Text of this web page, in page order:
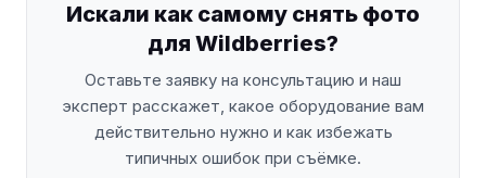
Искали как самому снять фото
для Wildberries?
Оставьте заявку на консультацию и наш
эксперт расскажет, какое оборудование вам
действительно нужно и как избежать
типичных ошибок при съёмке.